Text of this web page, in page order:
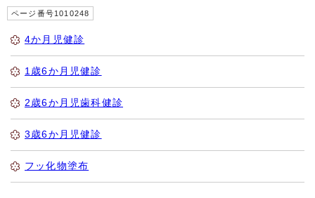
ページ番号1010248
4か月児健診
1歳6か月児健診
2歳6か月児歯科健診
3歳6か月児健診
フッ化物塗布